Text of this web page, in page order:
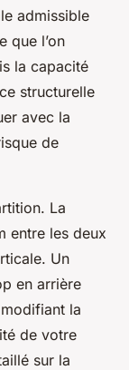
admissible
que l’on
la capacité
structurelle
avec la
de
La
entre les deux
Un
en arrière
la
de votre
sur la